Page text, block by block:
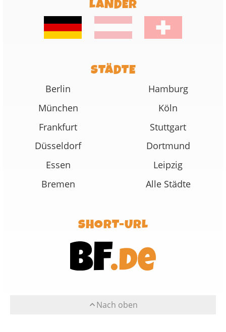
LÄNDER
STÄDTE
Berlin
Hamburg
München
Köln
Frankfurt
Stuttgart
Düsseldorf
Dortmund
Essen
Leipzig
Bremen
Alle Städte
SHORT-URL
Nach oben